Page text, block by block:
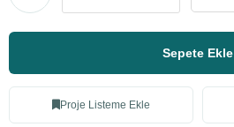
Sepete Ekle
Proje Listeme Ekle